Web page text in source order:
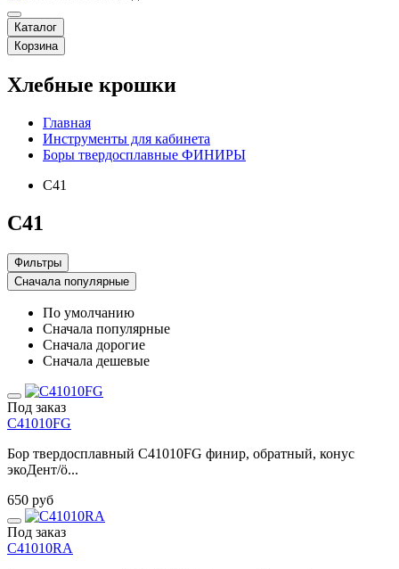
Каталог
Корзина
Хлебные крошки
Главная
Инструменты для кабинета
Боры твердосплавные ФИНИРЫ
C41
C41
Фильтры
Сначала популярные
По умолчанию
Сначала популярные
Сначала дорогие
Сначала дешевые
Под заказ
C41010FG
Бор твердосплавный C41010FG финир, обратный, конус
экоДент/ö...
650 руб
Под заказ
C41010RA